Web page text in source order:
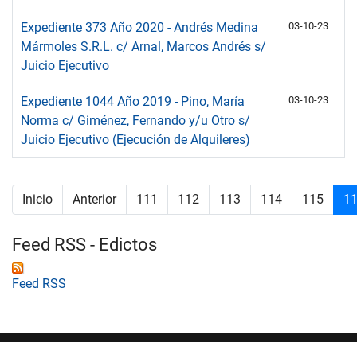
Expediente 373 Año 2020 - Andrés Medina
Mármoles S.R.L. c/ Arnal, Marcos Andrés s/
Juicio Ejecutivo
03-10-23
Expediente 1044 Año 2019 - Pino, María
Norma c/ Giménez, Fernando y/u Otro s/
Juicio Ejecutivo (Ejecución de Alquileres)
03-10-23
Inicio Anterior 111 112 113 114 115
Feed RSS - Edictos
Feed RSS